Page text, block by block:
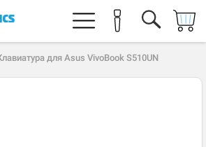
для Asus VivoBook S510UN